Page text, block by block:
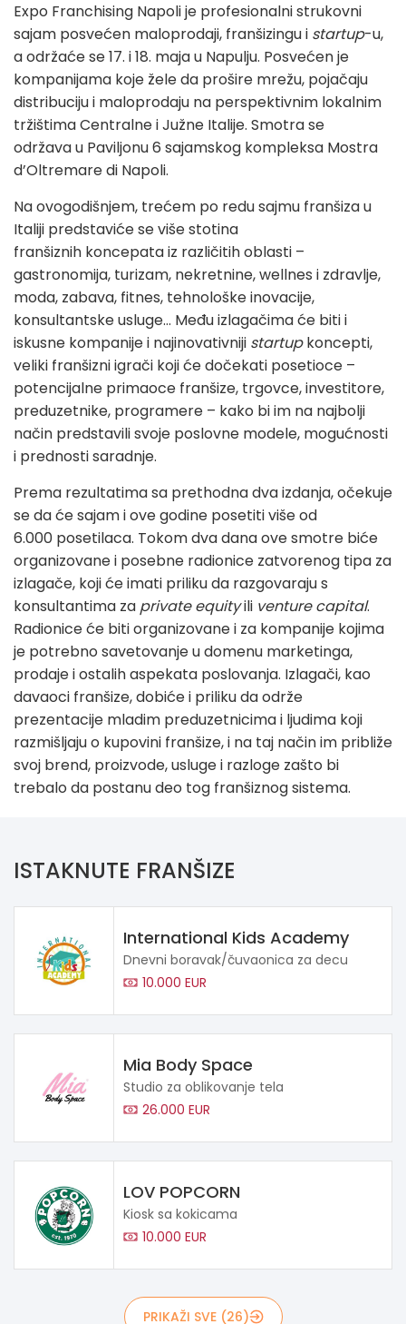
Expo Franchising Napoli je profesionalni strukovni
sajam posvećen maloprodaji, franšizingu i startup-u,
a održaće se 17. i 18. maja u Napulju. Posvećen je
kompanijama koje žele da prošire mrežu, pojačaju
distribuciju i maloprodaju na perspektivnim lokalnim
tržištima Centralne i Južne Italije. Smotra se
održava u Paviljonu 6 sajamskog kompleksa Mostra
d’Oltremare di Napoli.
Na ovogodišnjem, trećem po redu sajmu franšiza u
Italiji predstaviće se više stotina
franšiznih koncepata iz različitih oblasti –
gastronomija, turizam, nekretnine, wellnes i zdravlje,
moda, zabava, fitnes, tehnološke inovacije,
konsultantske usluge… Među izlagačima će biti i
iskusne kompanije i najinovativniji startupkoncepti,
veliki franšizni igrači koji će dočekati posetioce –
potencijalne primaoce franšize, trgovce, investitore,
preduzetnike, programere – kako bi im na najbolji
način predstavili svoje poslovne modele, mogućnosti
i prednosti saradnje.
Prema rezultatima sa prethodna dva izdanja, očekuje
se da će sajam i ove godine posetiti više od
6.000 posetilaca. Tokom dva dana ove smotre biće
organizovane i posebne radionice zatvorenog tipa za
izlagače, koji će imati priliku da razgovaraju s
konsultantima za private equityili venture capital.
Radionice će biti organizovane i za kompanije kojima
je potrebno savetovanje u domenu marketinga,
prodaje i ostalih aspekata poslovanja. Izlagači, kao
davaoci franšize, dobiće i priliku da održe
prezentacije mladim preduzetnicima i ljudima koji
razmišljaju o kupovini franšize, i na taj način im približe
svoj brend, proizvode, usluge i razloge zašto bi
trebalo da postanu deo tog franšiznog sistema.
ISTAKNUTE FRANŠIZE
International Kids Academy
Dnevni boravak/čuvaonica za decu
10.000 EUR
Mia Body Space
Studio za oblikovanje tela
26.000 EUR
LOV POPCORN
Kiosk sa kokicama
10.000 EUR
PRIKAŽI SVE (26)